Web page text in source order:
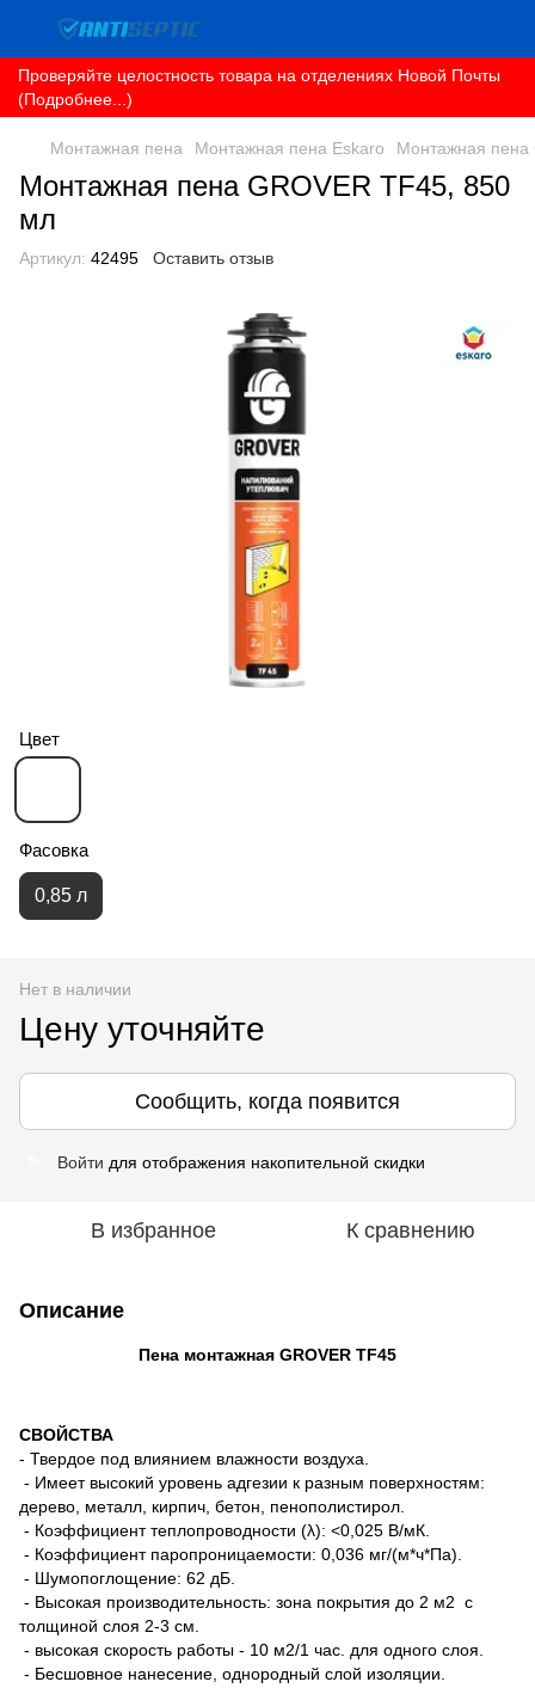
Проверяйте целостность товара на отделениях Новой Почты
(Подробнее...)
Монтажная пена Монтажная пена Eskaro Монтажная пена
Монтажная пена GROVER TF45, 850
мл
Артикул: 42495 Оставить отзыв
Цвет
Фасовка
0,85 л
Нет в наличии
Цену уточняйте
Сообщить, когда появится
Войти для отображения накопительной скидки
В избранное К сравнению
Описание
Пена монтажная GROVER TF45
СВОЙСТВА
- Твердое под влиянием влажности воздуха.
- Имеет высокий уровень адгезии к разным поверхностям:
дерево, металл, кирпич, бетон, пенополистирол.
- Коэффициент теплопроводности (λ): <0,025 В/мК.
- Коэффициент паропроницаемости: 0,036 мг/(м*ч*Па).
- Шумопоглощение: 62 дБ.
- Высокая производительность: зона покрытия до 2 м2 с
толщиной слоя 2-3 см.
- высокая скорость работы - 10 м2/1 час. для одного слоя.
- Бесшовное нанесение, однородный слой изоляции.